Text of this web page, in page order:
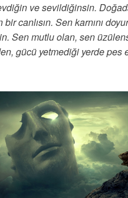
ve sevildiğinsin.
bir canlısın. Sen karnını
Sen mutlu olan, sen
gücü yetmediği yerde pes